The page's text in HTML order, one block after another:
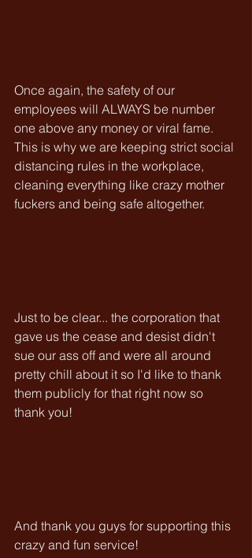
Once again, the safety of our
employees will ALWAYS be number
one above any money or viral fame.
This is why we are keeping strict social
distancing rules in the workplace,
cleaning everything like crazy mother
fuckers and being safe altogether.
Just to be clear... the corporation that
gave us the cease and desist didn't
sue our ass off and were all around
pretty chill about it so I'd like to thank
them publicly for that right now so
thank you!
And thank you guys for supporting this
crazy and fun service!